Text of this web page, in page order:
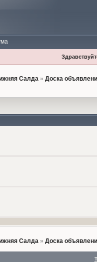
Салда» Доска
Салда» Доска